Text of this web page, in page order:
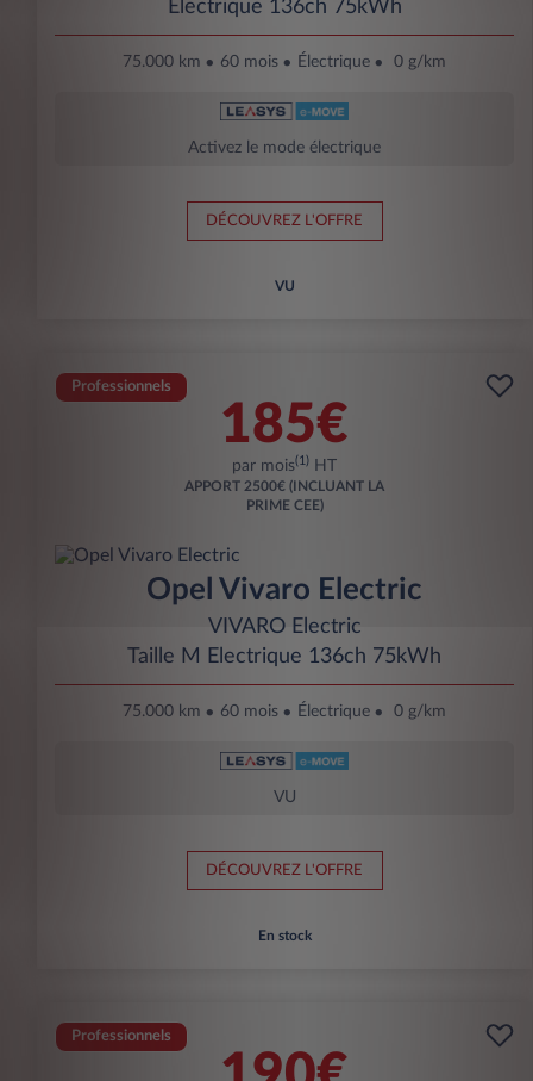
Electrique 136ch 75kWh
75.000 km 60 mois Électrique 0 g/km
Activez le mode électrique
DÉCOUVREZ L'OFFRE
VU
Professionnels
185€
par mois(1) HT
APPORT 2500€ (INCLUANT LA
PRIME CEE)
Opel Vivaro Electric
VIVARO Electric
Taille M Electrique 136ch 75kWh
75.000 km 60 mois Électrique 0 g/km
VU
DÉCOUVREZ L'OFFRE
En stock
Professionnels